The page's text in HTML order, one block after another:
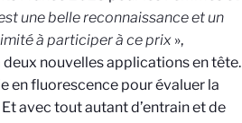
une belle reconnaissance et un
à participer à ce prix»,
nouvelles applications en tête.
en fluorescence pour évaluer la
avec tout autant d’entrain et de